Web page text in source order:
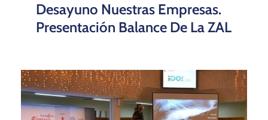
Desayuno Nuestras Empresas.
Presentación Balance De La ZAL